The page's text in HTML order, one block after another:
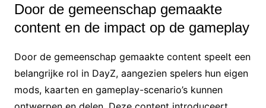
Door de gemeenschap gemaakte
content en de impact op de gameplay
Door de gemeenschap gemaakte content speelt een
belangrijke rol in DayZ, aangezien spelers hun eigen
mods, kaarten en gameplay-scenario’s kunnen